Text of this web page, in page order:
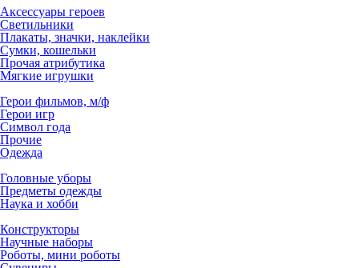
Аксессуары героев
Светильники
Плакаты, значки, наклейки
Сумки, кошельки
Прочая атрибутика
Мягкие игрушки
Герои фильмов, м/ф
Герои игр
Символ года
Прочие
Одежда
Головные уборы
Предметы одежды
Наука и хобби
Конструкторы
Научные наборы
Роботы, мини роботы